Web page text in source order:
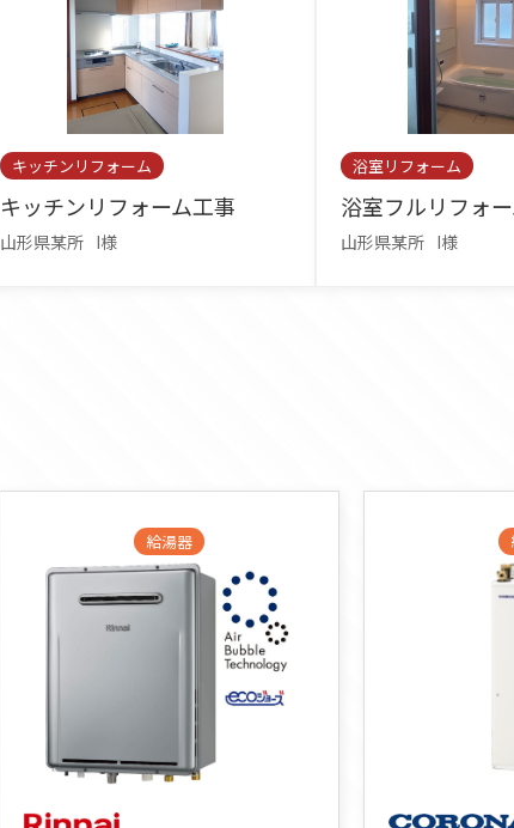
キッチンリフォーム
キッチンリフォーム工事
山形県某所 I様
浴室リフォーム
浴室フルリフォ
山形県某所 I様
給湯器